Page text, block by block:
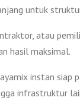
untuk
atau
hasil maksimal.
instan siap
infrastruktur